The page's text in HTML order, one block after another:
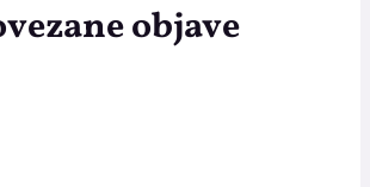
objave